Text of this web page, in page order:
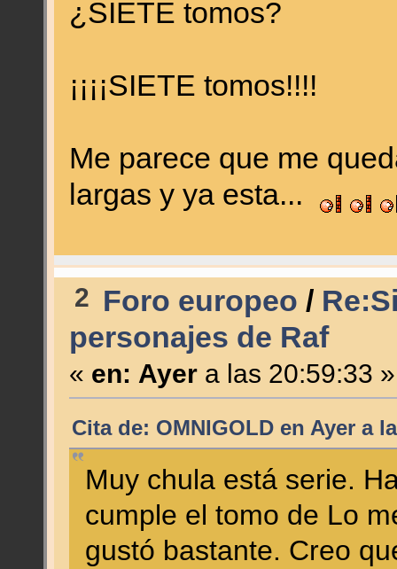
¿SIETE tomos?
¡¡¡¡SIETE tomos!!!!
Me parece que me
largas y ya esta...
2 Foro europeo /
personajes de Raf
« en: Ayera las 20:59:33 »
Cita de: OMNIGOLD en Ayera
Muy chula está serie.
cumple el tomo de Lo
gustó bastante. Creo